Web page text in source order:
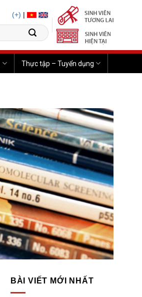
(+)
Thực tập – Tuyển dụng
BÀI VIẾT MỚI NHẤT